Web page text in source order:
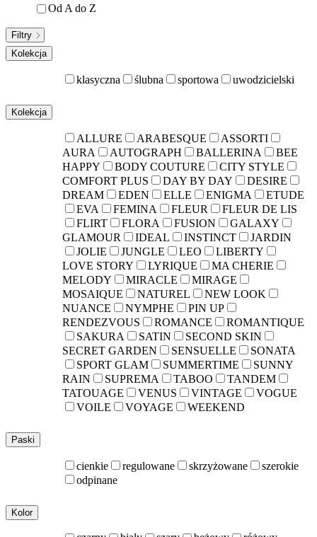
Od A do Z
Filtry
Kolekcja
klasyczna ślubna sportowa uwodzicielski
Kolekcja
ALLURE ARABESQUE
ASSORTI
AURA
AUTOGRAPH BALLERINA
BEE
HAPPY
BODY COUTURE
CITY STYLE
COMFORT PLUS
DAY BY DAY
DESIRE
DREAM
EDEN ELLE ENIGMA
ETUDE
EVA
FEMINA FLEUR
FLEUR DE LIS
FLIRT
FLORA FUSION
GALAXY
GLAMOUR
IDEAL INSTINCT
JARDIN
JOLIE
JUNGLE LEO
LIBERTY
LOVE STORY
LYRIQUE
MA CHERIE
MELODY
MIRACLE
MIRAGE
MOSAIQUE
NATUREL
NEW LOOK
NUANCE
NYMPHE
PIN UP
RENDEZVOUS
ROMANCE
ROMANTIQUE
SAKURA
SATIN
SECOND SKIN
SECRET GARDEN
SENSUELLE
SONATA
SPORT GLAM
SUMMERTIME
SUNNY
RAIN
SUPREMA TABOO
TANDEM
TATOUAGE
VENUS VINTAGE
VOGUE
VOILE
VOYAGE WEEKEND
Paski
cienkie regulowane skrzyżowane
szerokie
odpinane
Kolor